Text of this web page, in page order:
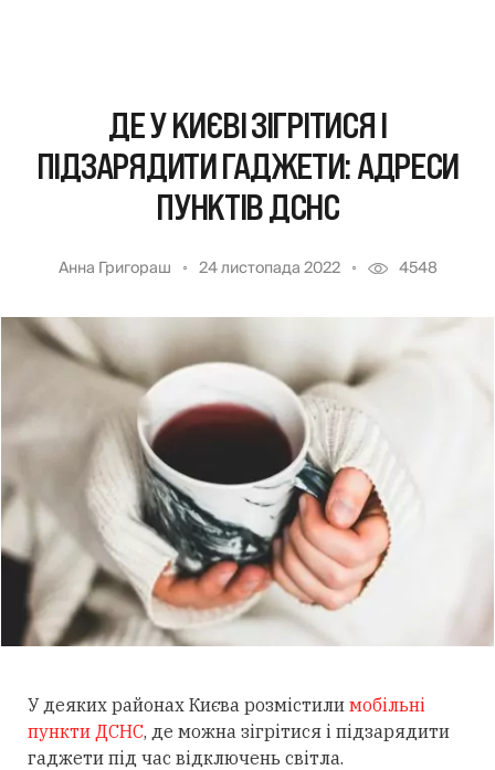
ДЕ У КИЄВІ ЗІГРІТИСЯ І
ПІДЗАРЯДИТИ ГАДЖЕТИ: АДРЕСИ
ПУНКТІВ ДСНС
Анна Григораш 24 листопада 2022 4548
У деяких районах Києва розмістили мобільні
пункти ДСНС, де можна зігрітися і підзарядити
гаджети під час відключень світла.